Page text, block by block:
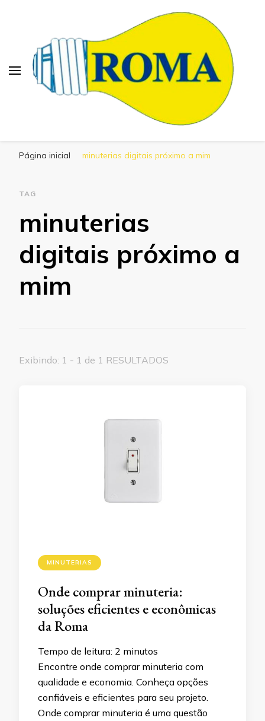
Eletrônicos
Página inicial minuterias digitais próximo a mim
TAG
minuterias
digitais próximo a
mim
Exibindo: 1 - 1 de 1 RESULTADOS
MINUTERIAS
Onde comprar minuteria:
soluções eficientes e econômicas
da Roma
Tempo de leitura: 2 minutos
Encontre onde comprar minuteria com
qualidade e economia. Conheça opções
confiáveis e eficientes para seu projeto.​
Onde comprar minuteria é uma questão